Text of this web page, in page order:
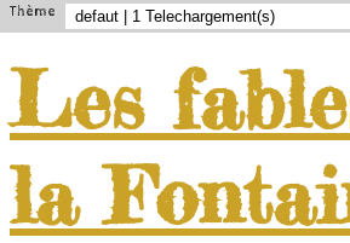
Thème
Les
la